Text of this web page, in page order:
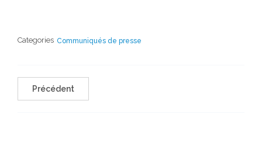
Categories Communiqués de presse
Précédent